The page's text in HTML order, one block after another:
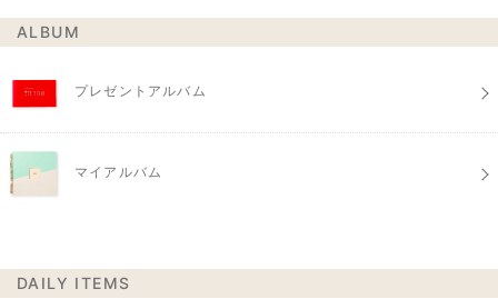
ALBUM
プレゼントアルバム
マイアルバム
DAILY ITEMS